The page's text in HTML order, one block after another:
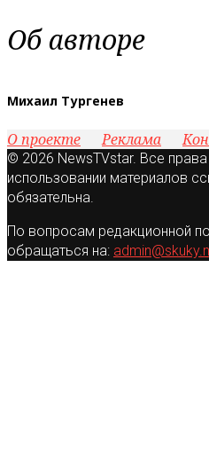
Об авторе
Михаил Тургенев
О проекте Реклама
© 2026 NewsTVstar. Все
использовании материалов
обязательна.
По вопросам редакционной
обращаться на: